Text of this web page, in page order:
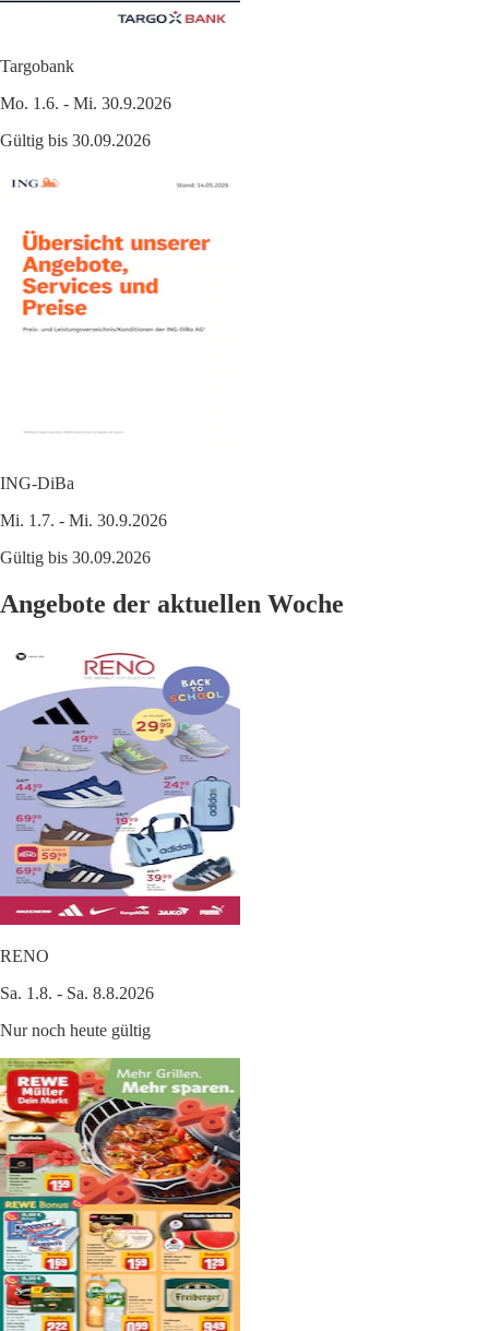
Targobank
Mo. 1.6. - Mi. 30.9.2026
Gültig bis 30.09.2026
ING-DiBa
Mi. 1.7. - Mi. 30.9.2026
Gültig bis 30.09.2026
Angebote der aktuellen Woche
RENO
Sa. 1.8. - Sa. 8.8.2026
Nur noch heute gültig